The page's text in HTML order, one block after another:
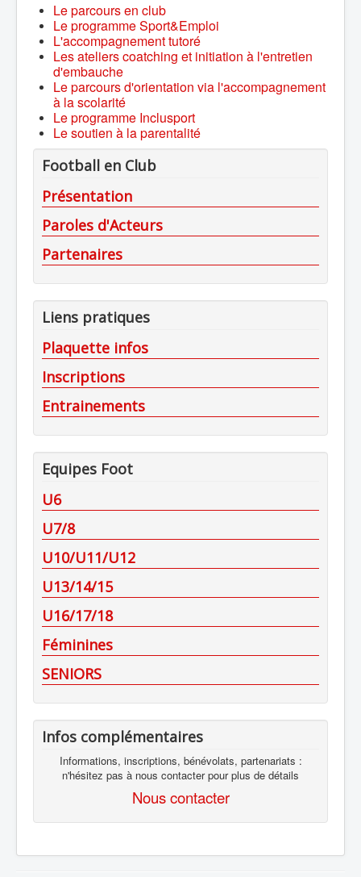
Le parcours en club
Le programme Sport&Emploi
L'accompagnement tutoré
Les ateliers coatching et initiation à l'entretien
d'embauche
Le parcours d'orientation via l'accompagnement
à la scolarité
Le programme Inclusport
Le soutien à la parentalité
Football en Club
Présentation
Paroles d'Acteurs
Partenaires
Liens pratiques
Plaquette infos
Inscriptions
Entrainements
Equipes Foot
U6
U7/8
U10/U11/U12
U13/14/15
U16/17/18
Féminines
SENIORS
Infos complémentaires
Informations, inscriptions, bénévolats, partenariats :
n'hésitez pas à nous contacter pour plus de détails
Nous contacter